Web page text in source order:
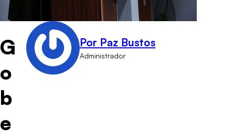
G
o
b
e
Por Paz Bustos
Administrador